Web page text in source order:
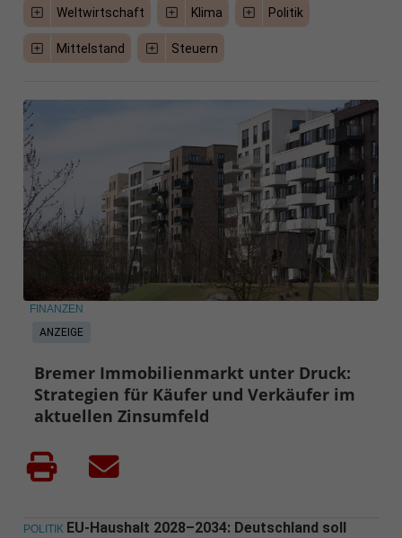
Weltwirtschaft Klima Politik
Mittelstand Steuern
ANZEIGE
FINANZEN
Bremer Immobilienmarkt unter Druck:
Strategien für Käufer und Verkäufer im
aktuellen Zinsumfeld
POLITIK EU-Haushalt 2028–2034: Deutschland soll